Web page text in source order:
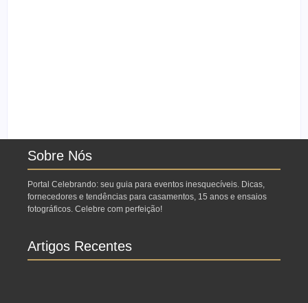
Sobre Nós
Portal Celebrando: seu guia para eventos inesquecíveis. Dicas,
fornecedores e tendências para casamentos, 15 anos e ensaios
fotográficos. Celebre com perfeição!
Artigos Recentes